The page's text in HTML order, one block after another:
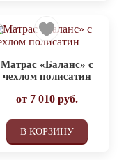
Матрас «Баланс» с
чехлом полисатин
от 7 010руб.
В КОРЗИНУ